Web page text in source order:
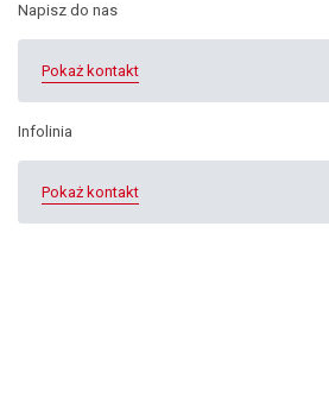
Napisz do nas
Pokaż kontakt
Infolinia
Pokaż kontakt